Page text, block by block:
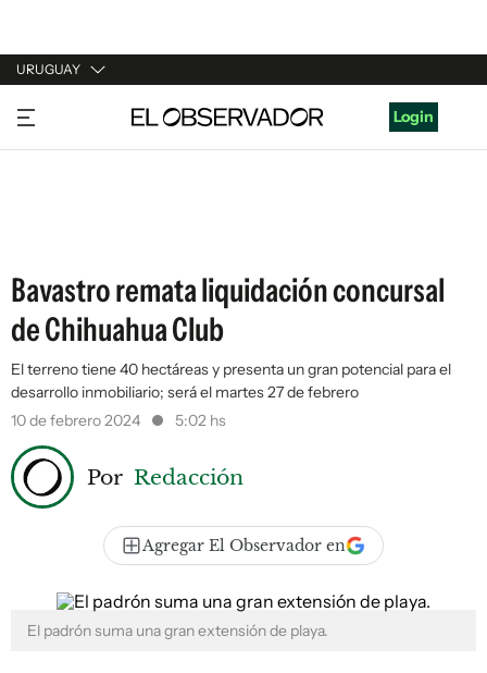
URUGUAY
URUGUAY
ARGENTINA
Login
Bavastro remata liquidación concursal
de Chihuahua Club
El terreno tiene 40 hectáreas y presenta un gran potencial para el
desarrollo inmobiliario; será el martes 27 de febrero
10 de febrero 2024
5:02 hs
Por Redacción
Agregar El Observador en
El padrón suma una gran extensión de playa.